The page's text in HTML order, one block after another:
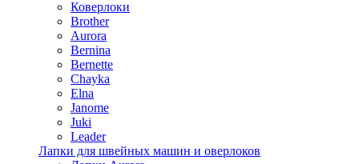
Коверлоки
Brother
Aurora
Bernina
Bernette
Chayka
Elna
Janome
Juki
Leader
Лапки для швейных машин и оверлоков